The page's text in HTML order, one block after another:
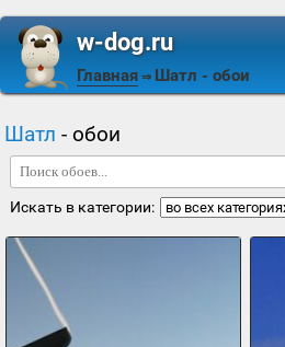
w-dog.ru
Главная ⇒ Шатл - обои
Шатл - обои
Искать в категории: